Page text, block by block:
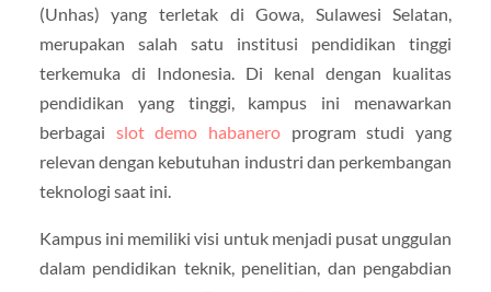
(Unhas) yang terletak di Gowa, Sulawesi Selatan,
merupakan salah satu institusi pendidikan tinggi
terkemuka di Indonesia. Di kenal dengan kualitas
pendidikan yang tinggi, kampus ini menawarkan
berbagai slot demo habanero program studi yang
relevan dengan kebutuhan industri dan perkembangan
teknologi saat ini.
Kampus ini memiliki visi untuk menjadi pusat unggulan
dalam pendidikan teknik, penelitian, dan pengabdian